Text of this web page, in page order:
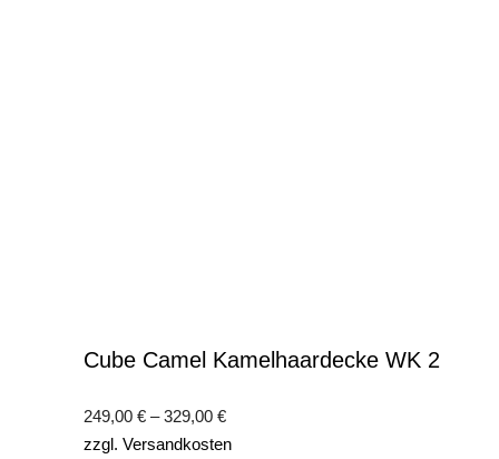
Cube Camel Kamelhaardecke WK 2
249,00 € –329,00 €
zzgl. Versandkosten